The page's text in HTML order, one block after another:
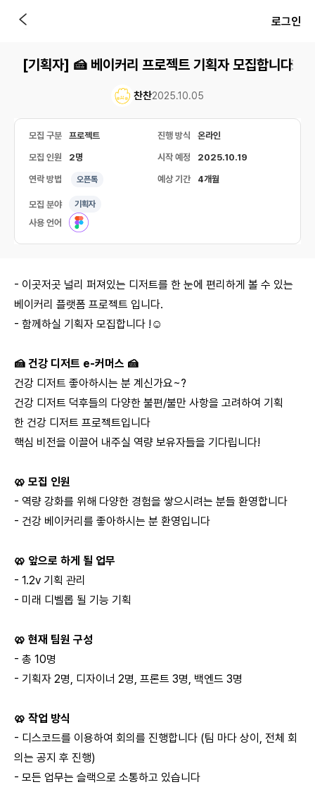
로그인
[기획자] 🍰 베이커리 프로젝트 기획자 모집합니다
찬찬2025.10.05
모집 구분 프로젝트 진행 방식 온라인
모집 인원 2명 시작 예정 2025.10.19
연락 방법 오픈톡 예상 기간 4개월
모집 분야 기획자
사용 언어
- 이곳저곳 널리 퍼져있는 디저트를 한 눈에 편리하게 볼 수 있는
베이커리 플랫폼 프로젝트 입니다.
- 함께하실 기획자 모집합니다 !☺
🍰 건강 디저트 e-커머스 🍰
건강 디저트 좋아하시는 분 계신가요~?
건강 디저트 덕후들의 다양한 불편/불만 사항을 고려하여 기획
한 건강 디저트 프로젝트입니다
핵심 비전을 이끌어 내주실 역량 보유자들을 기다립니다!
🥨 모집 인원
- 역량 강화를 위해 다양한 경험을 쌓으시려는 분들 환영합니다
- 건강 베이커리를 좋아하시는 분 환영입니다
🥨 앞으로 하게 될 업무
- 1.2v 기획 관리
- 미래 디벨롭 될 기능 기획
🥨 현재 팀원 구성
- 총 10명
- 기획자 2명, 디자이너 2명, 프론트 3명, 백엔드 3명
🥨 작업 방식
- 디스코드를 이용하여 회의를 진행합니다 (팀 마다 상이, 전체 회
의는 공지 후 진행)
- 모든 업무는 슬랙으로 소통하고 있습니다